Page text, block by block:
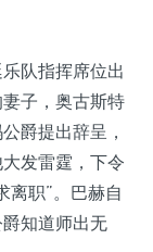
队指挥席位出
子，奥古斯特
爵提出辞呈，
发雷霆，下令
离职”。巴赫自
知道师出无